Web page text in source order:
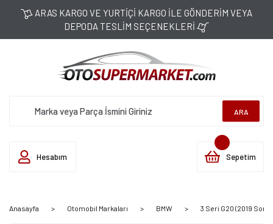
ARAS KARGO VE YURTİÇİ KARGO İLE GÖNDERİM VEYA
DEPODA TESLİM SEÇENEKLERİ
ARA
Hesabım Sepetim
Anasayfa Otomobil Markaları BMW 3 Seri G20 (2019